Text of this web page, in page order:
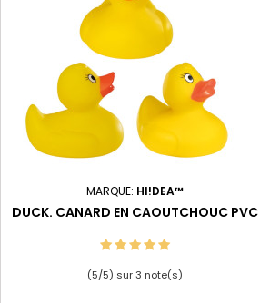
MARQUE: HI!DEA™
DUCK. CANARD EN CAOUTCHOUC PVC
(5/5) sur3 note(s)